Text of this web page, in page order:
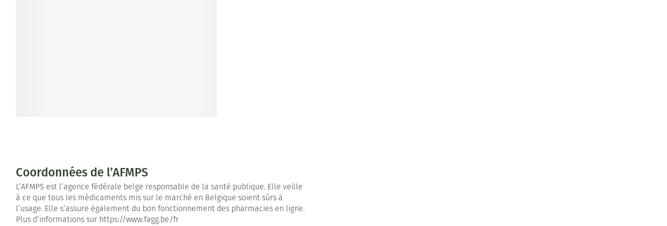
Coordonnées de l’AFMPS
L’AFMPS est l’agence fédérale belge responsable de la santé publique. Elle veille
à ce que tous les médicaments mis sur le marché en Belgique soient sûrs à
l’usage. Elle s’assure également du bon fonctionnement des pharmacies en ligne.
Plus d’informations sur https://www.fagg.be/fr